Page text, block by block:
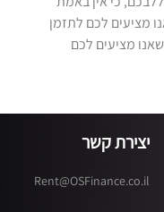
מציעים לכם לתזמן
מציעים לכם
יצירת קשר
Rent@OSFinance.co.il